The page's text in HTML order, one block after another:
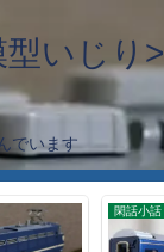
いじり>
でいます
閑話小話